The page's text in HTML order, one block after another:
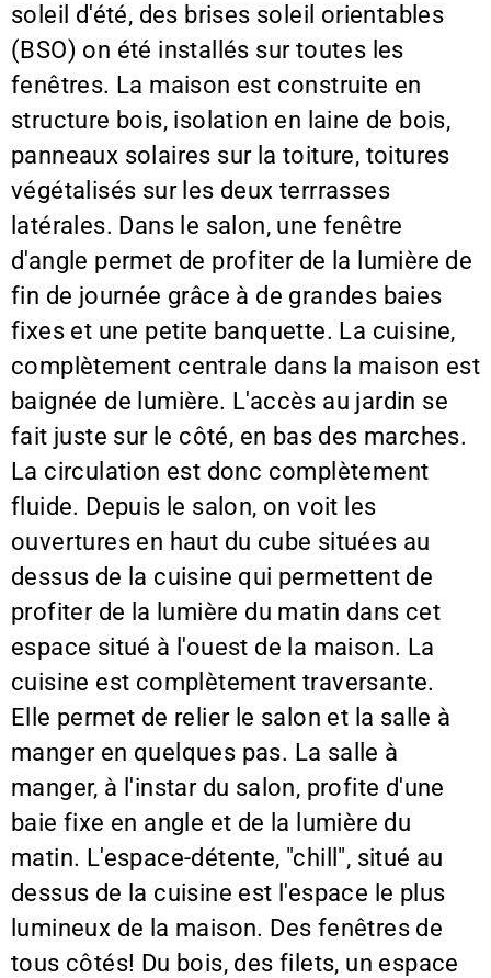
soleil d'été, des brises soleil orientables
(BSO) on été installés sur toutes les
fenêtres. La maison est construite en
structure bois, isolation en laine de bois,
panneaux solaires sur la toiture, toitures
végétalisés sur les deux terrrasses
latérales. Dans le salon, une fenêtre
d'angle permet de profiter de la lumière de
fin de journée grâce à de grandes baies
fixes et une petite banquette. La cuisine,
complètement centrale dans la maison est
baignée de lumière. L'accès au jardin se
fait juste sur le côté, en bas des marches.
La circulation est donc complètement
fluide. Depuis le salon, on voit les
ouvertures en haut du cube situées au
dessus de la cuisine qui permettent de
profiter de la lumière du matin dans cet
espace situé à l'ouest de la maison. La
cuisine est complètement traversante.
Elle permet de relier le salon et la salle à
manger en quelques pas. La salle à
manger, à l'instar du salon, profite d'une
baie fixe en angle et de la lumière du
matin. L'espace-détente, "chill", situé au
dessus de la cuisine est l'espace le plus
lumineux de la maison. Des fenêtres de
tous côtés! Du bois, des filets, un espace